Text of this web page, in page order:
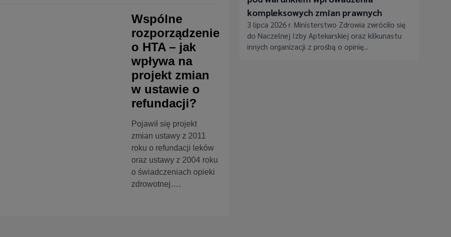
Wspólne
rozporządzenie
o HTA – jak
wpływa na
projekt zmian
w ustawie o
refundacji?
Pojawił się projekt
zmian ustawy z 2011
roku o refundacji leków
oraz ustawy z 2004 roku
o świadczeniach opieki
zdrowotnej….
kompleksowych zmian prawnych
3 lipca 2026 r. Ministerstwo Zdrowia zwróciło się
do Naczelnej Izby Aptekarskiej oraz kilkunastu
innych organizacji z prośbą o opinię...